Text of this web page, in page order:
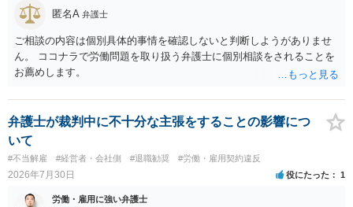
費・未回収費用のみ」に限定する、などが典型です。 ・弁護士に契約
前に契約書の内容をレビューしてもらう価値は十分にあると思われま
す。 争点は、契約類型が雇用か業務委託か、実態として労働者性があ
るか、解除事由が双方にどう定められているか、違約金の算定根拠が
合理的か、という複数論点に分かれます。契約前なら、交渉のパワー
コストを抑えやすいので、資料等を持参の上弁護士に確認されること
をお勧めします。 ・事務所側の解除でも、解除理由によってはタレン
ト側に損害賠償が発生する建付けになっていることはあります。ただ
し、事務所側が一方的に解除したのにタレントへ違約金を課す設計
は、合理性や対価性を欠くとして争いやすいです。逆に、タレント側
の重大な契約違反がある場合は、実損害の範囲で請求される可能性は
あります。
匿名A 弁護士
ご相談の内容は個別具体的事情を確認しないと判断しようがありませ
ん。 ココナラで労働問題を取り扱う弁護士に個別相談をされることを
お薦めします。
弁護士が裁判中に不十分な主張をすることの影響につ
いて
#不当解雇 #経営者・会社側 #退職勧奨 #労働・雇用契約違反
2026年7月30日 役にたった 1
労働・雇用に強い弁護士